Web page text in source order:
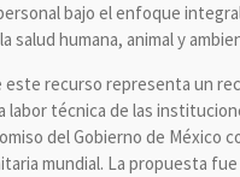
bajo el enfoque
salud humana, animal y
este recurso representa un
labor técnica de las
del Gobierno de México
mundial. La propuesta